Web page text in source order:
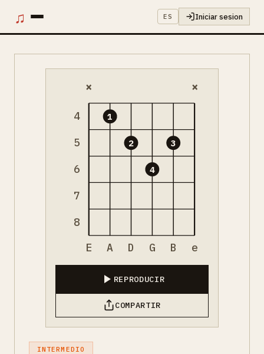
♫ ES Iniciar sesion
4
5
6
7
8
× ×
1
2
4
3
E A D G B e
REPRODUCIR
COMPARTIR
INTERMEDIO